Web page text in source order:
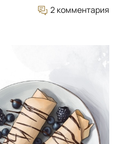
2 комментария